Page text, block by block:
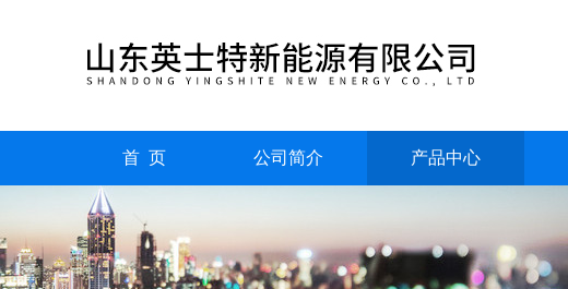
首 页 公司简介 产品中心